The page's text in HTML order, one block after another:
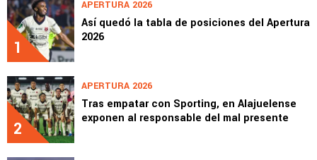
1
APERTURA 2026
Así quedó la tabla de posiciones del Apertura
2026
2
APERTURA 2026
Tras empatar con Sporting, en Alajuelense
exponen al responsable del mal presente